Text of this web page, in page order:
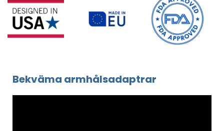
Bekväma armhålsadaptrar